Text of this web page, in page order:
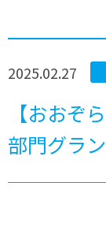
2025.02.27
【おおぞ
部門グラ